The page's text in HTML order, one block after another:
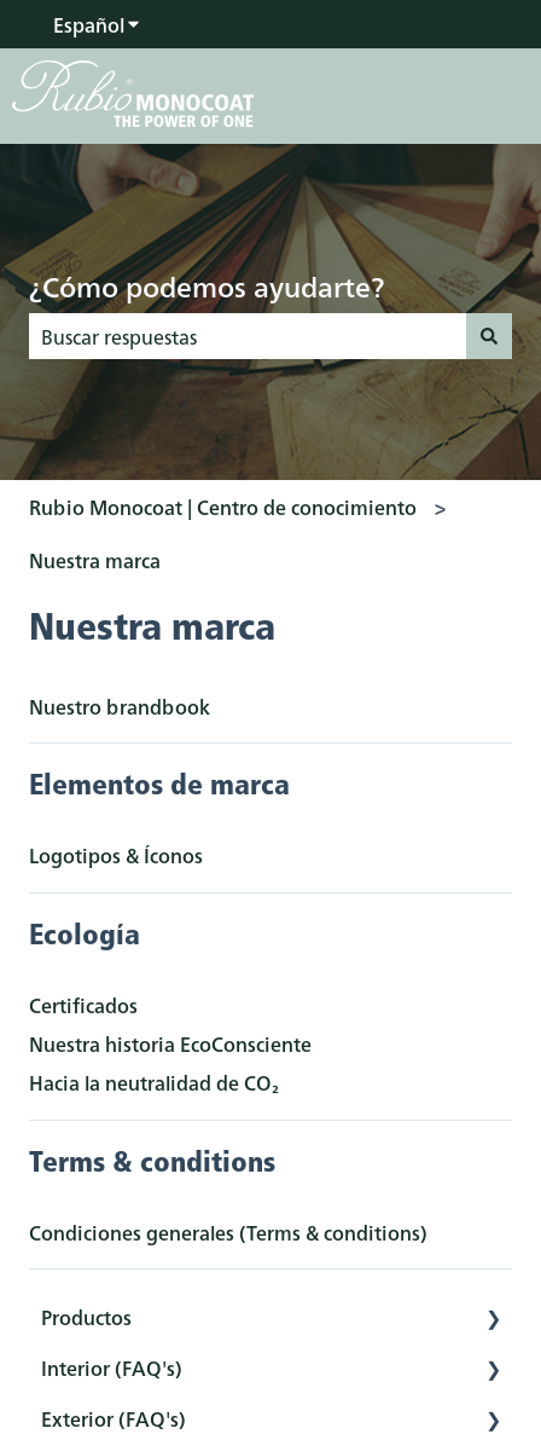
EspañolTraducciones de Mostrar submenú de
¿Cómo podemos ayudarte?
No hay sugerencias porque el campo de búsqueda está
Rubio Monocoat | Centro de conocimiento
Nuestra marca
Nuestra marca
Nuestro brandbook
Elementos de marca
Logotipos & Íconos
Ecología
Certificados
Nuestra historia EcoConsciente
Hacia la neutralidad de CO₂
Terms & conditions
Condiciones generales (Terms & conditions)
Productos
Interior
Exterior
Interior (FAQ's)
Preparación
Exterior (FAQ's)